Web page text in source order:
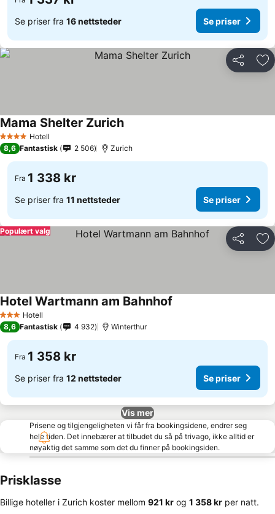
Se priser fra 16 nettsteder Se priser
Del
4 StjernerHotell
Mama Shelter ZurichSe priser
8,6 Fantastisk 2 506 Zurich
Fra 1 338 kr
Se priser fra 11 nettsteder Se priser
Del
Populært valg
3 StjernerHotell
Hotel Wartmann am Bahnhof
8,6 Fantastisk 4 932 Winterthur
Fra 1 358 kr
Se priser fra 12 nettsteder Se priser
Vis mer
Prisene og tilgjengeligheten vi får fra bookingsidene, endrer seg
hele tiden. Det innebærer at tilbudet du så på trivago, ikke alltid er
nøyaktig det samme som det du finner på bookingsiden.
Prisklasse
Billige hoteller i Zurich koster mellom ‎921 kr og ‎1 358 kr per natt.